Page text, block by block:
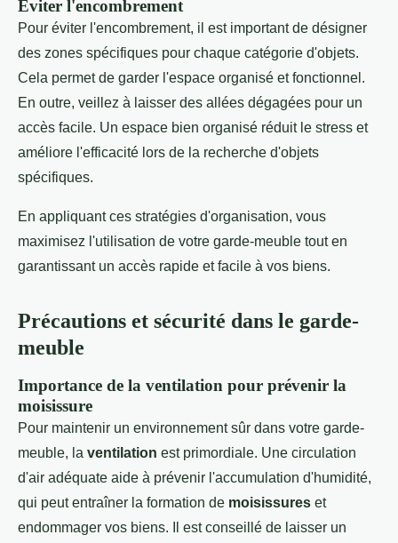
Éviter l'encombrement
Pour éviter l'encombrement, il est important de désigner
des zones spécifiques pour chaque catégorie d'objets.
Cela permet de garder l'espace organisé et fonctionnel.
En outre, veillez à laisser des allées dégagées pour un
accès facile. Un espace bien organisé réduit le stress et
améliore l'efficacité lors de la recherche d'objets
spécifiques.
En appliquant ces stratégies d'organisation, vous
maximisez l'utilisation de votre garde-meuble tout en
garantissant un accès rapide et facile à vos biens.
Précautions et sécurité dans le garde-
meuble
Importance de la ventilation pour prévenir la
moisissure
Pour maintenir un environnement sûr dans votre garde-
meuble, la ventilation est primordiale. Une circulation
d'air adéquate aide à prévenir l'accumulation d'humidité,
qui peut entraîner la formation de moisissures et
endommager vos biens. Il est conseillé de laisser un